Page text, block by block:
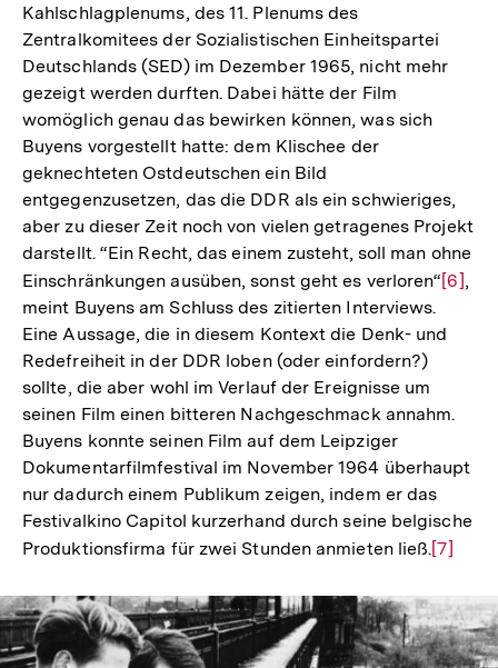
Kahlschlagplenums, des 11. Plenums des
Zentralkomitees der Sozialistischen Einheitspartei
Deutschlands (SED) im Dezember 1965, nicht mehr
gezeigt werden durften. Dabei hätte der Film
womöglich genau das bewirken können, was sich
Buyens vorgestellt hatte: dem Klischee der
geknechteten Ostdeutschen ein Bild
entgegenzusetzen, das die DDR als ein schwieriges,
aber zu dieser Zeit noch von vielen getragenes Projekt
darstellt. “Ein Recht, das einem zusteht, soll man ohne
Einschränkungen ausüben, sonst geht es verloren“Zur
der
[6],
meint Buyens am Schluss des zitierten Interviews.
Eine Aussage, die in diesem Kontext die Denk- und
Redefreiheit in der DDR loben (oder einfordern?)
sollte, die aber wohl im Verlauf der Ereignisse um
seinen Film einen bitteren Nachgeschmack annahm.
Buyens konnte seinen Film auf dem Leipziger
Dokumentarfilmfestival im November 1964 überhaupt
nur dadurch einem Publikum zeigen, indem er das
Festivalkino Capitol kurzerhand durch seine belgische
Produktionsfirma für zwei Stunden anmieten ließ.Zur
der
[7]